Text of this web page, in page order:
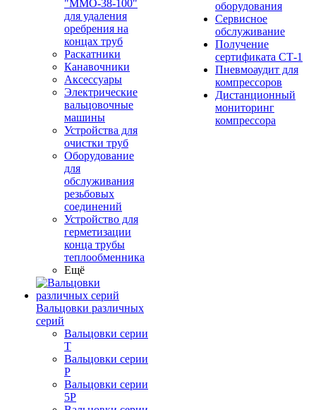
"ММО-38-100"
для удаления
оребрения на
концах труб
Раскатники
Канавочники
Аксессуары
Электрические
вальцовочные
машины
Устройства для
очистки труб
Оборудование
для
обслуживания
резьбовых
соединений
Устройство для
герметизации
конца трубы
теплообменника
Ещё
Вальцовки различных
серий
Вальцовки серии
Т
Вальцовки серии
Р
Вальцовки серии
5Р
оборудования
Сервисное
обслуживание
Получение
сертификата СТ-1
Пневмоаудит для
компрессоров
Дистанционный
мониторинг
компрессора